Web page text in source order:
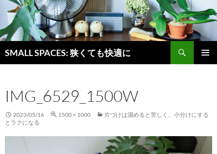
SMALL SPACES: 狭くても快適に
索
ン
ツ
へ
ス
IMG_6529_1500W
2023/05/16 1500 × 1000
片づけは溜めると苦しく、小分けにする
とラクになる